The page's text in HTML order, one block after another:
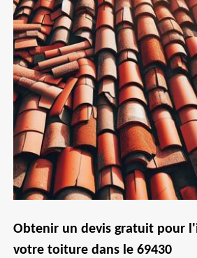
Obtenir un devis gratuit pour
votre toiture dans le 69430